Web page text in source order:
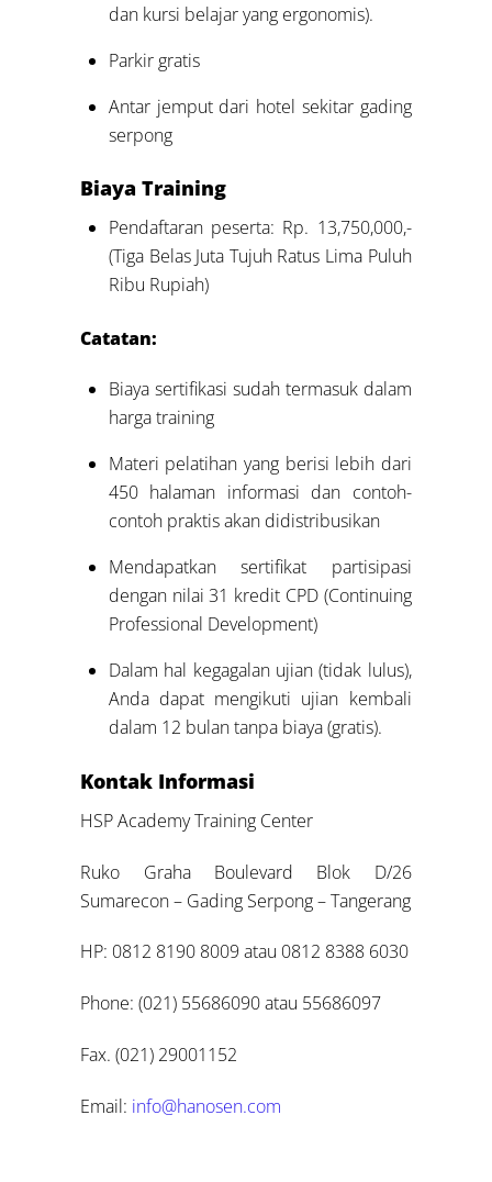
dan kursi belajar yang ergonomis).
Parkir gratis
Antar jemput dari hotel sekitar gading
serpong
Biaya Training
Pendaftaran peserta: Rp. 13,750,000,-
(Tiga Belas Juta Tujuh Ratus Lima Puluh
Ribu Rupiah)
Catatan:
Biaya sertifikasi sudah termasuk dalam
harga training
Materi pelatihan yang berisi lebih dari
450 halaman informasi dan contoh-
contoh praktis akan didistribusikan
Mendapatkan sertifikat partisipasi
dengan nilai 31 kredit CPD (Continuing
Professional Development)
Dalam hal kegagalan ujian (tidak lulus),
Anda dapat mengikuti ujian kembali
dalam 12 bulan tanpa biaya (gratis).
Kontak Informasi
HSP Academy Training Center
Ruko Graha Boulevard Blok D/26
Sumarecon – Gading Serpong – Tangerang
HP: 0812 8190 8009 atau 0812 8388 6030
Phone: (021) 55686090 atau 55686097
Fax. (021) 29001152
Email: info@hanosen.com